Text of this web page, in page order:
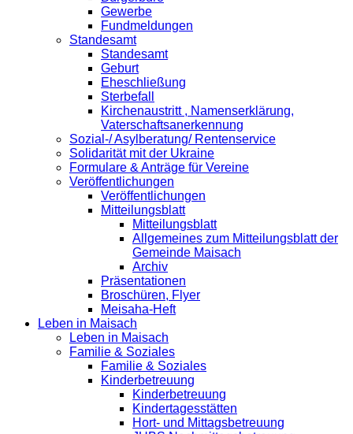
Gewerbe
Fundmeldungen
Standesamt
Standesamt
Geburt
Eheschließung
Sterbefall
Kirchenaustritt , Namenserklärung,
Vaterschaftsanerkennung
Sozial-/ Asylberatung/ Rentenservice
Solidarität mit der Ukraine
Formulare & Anträge für Vereine
Veröffentlichungen
Veröffentlichungen
Mitteilungsblatt
Mitteilungsblatt
Allgemeines zum Mitteilungsblatt der
Gemeinde Maisach
Archiv
Präsentationen
Broschüren, Flyer
Meisaha-Heft
Leben in Maisach
Leben in Maisach
Familie & Soziales
Familie & Soziales
Kinderbetreuung
Kinderbetreuung
Kindertagesstätten
Hort- und Mittagsbetreuung